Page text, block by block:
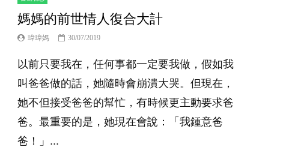
媽媽的前世情人復合大計
瑋瑋媽 30/07/2019
以前只要我在，任何事都一定要我做，假如我
叫爸爸做的話，她隨時會崩潰大哭。但現在，
她不但接受爸爸的幫忙，有時候更主動要求爸
爸。最重要的是，她現在會說：「我鍾意爸
爸！」...